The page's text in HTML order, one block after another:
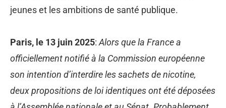
jeunes et les ambitions de santé publique.
Paris, le 13 juin 2025: Alors que la France a
officiellement notifié à la Commission européenne
son intention d’interdire les sachets de nicotine,
deux propositions de loi identiques ont été déposées